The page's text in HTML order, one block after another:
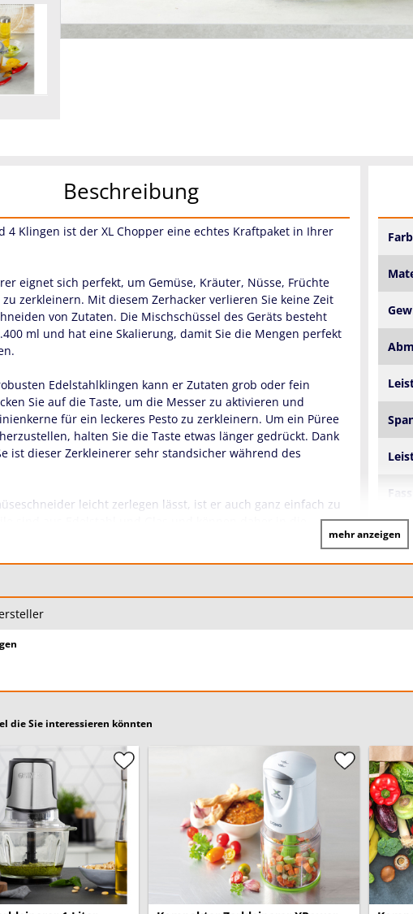
Beschreibung
4 Klingen ist der XL Chopper eine echtes Kraftpaket in Ihrer
eignet sich perfekt, um Gemüse, Kräuter, Nüsse, Früchte
zerkleinern. Mit diesem Zerhacker verlieren Sie keine Zeit
von Zutaten. Die Mischschüssel des Geräts besteht
ml und hat eine Skalierung, damit Sie die Mengen perfekt
Edelstahlklingen kann er Zutaten grob oder fein
Sie auf die Taste, um die Messer zu aktivieren und
für ein leckeres Pesto zu zerkleinern. Um ein Püree
halten Sie die Taste etwas länger gedrückt. Dank
ist dieser Zerkleinerer sehr standsicher während des
leicht zerlegen lässt, ist er auch ganz einfach zu
mehr anzeigen
die Sie interessieren könnten